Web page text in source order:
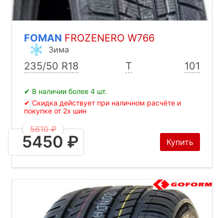
FOMAN FROZENERO W766
Зима
235/50 R18 T 101
✔ В наличии более 4 шт.
✔ Скидка действует при наличном расчёте и
покупке от 2х шин
5610 ₽
5450 ₽ Купить